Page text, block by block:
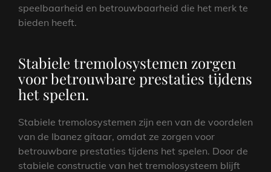
speelbaarheid en betrouwbaarheid die het merk te
bieden heeft.
Stabiele tremolosystemen zorgen
voor betrouwbare prestaties tijdens
het spelen.
Stabiele tremolosystemen zijn een van de voordelen
van de Ibanez gitaar, omdat ze zorgen voor
betrouwbare prestaties tijdens het spelen. Door de
stabiele constructie van het tremolosysteem blijft